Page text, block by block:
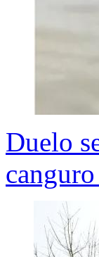
Duelo